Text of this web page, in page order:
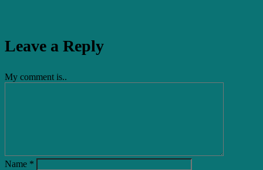
Leave a Reply
My comment is..
Name *